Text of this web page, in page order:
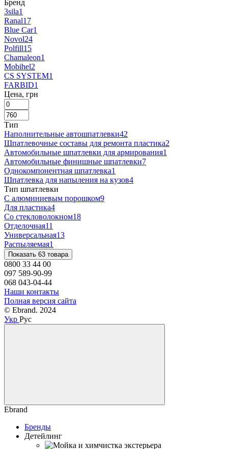
Бренд
3sila1
Ranal17
Blue Car1
Novol24
Polfill15
Chamaleon1
Mobihel2
CS SYSTEM1
FARBID1
Цена, грн
Тип
Наполнительные автошпатлевки42
Шпатлевочные составы для ремонта пластика2
Автомобильные шпатлевки для армирования1
Автомобильные финишные шпатлевки7
Однокомпонентная шпатлевка1
Шпатлевка для напыления на кузов4
Тип шпатлевки
С алюминиевым порошком9
Для пластика4
Со стекловолокном18
Отделочная11
Универсальная13
Распыляемая1
Показать 63 товара
0800 33 44 00
097 589-90-99
068 043-04-44
Наши контакты
Полная версия сайта
© Ebrand. 2024
Укр Рус
Ebrand
Бренды
Детейлинг